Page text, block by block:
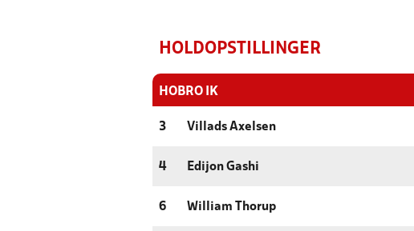
HOLDOPSTILLINGER
HOBRO IK
3 Villads Axelsen
4 Edijon Gashi
6 William Thorup